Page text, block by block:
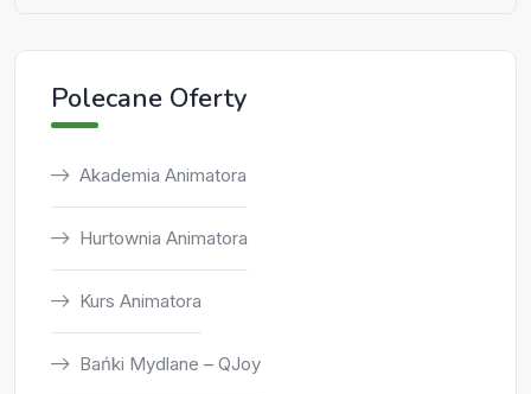
Polecane Oferty
Akademia Animatora
Hurtownia Animatora
Kurs Animatora
Bańki Mydlane – QJoy